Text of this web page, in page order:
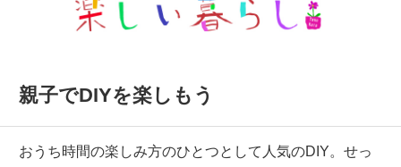
親子でDIYを楽しもう
おうち時間の楽しみ方のひとつとして人気のDIY。せっ